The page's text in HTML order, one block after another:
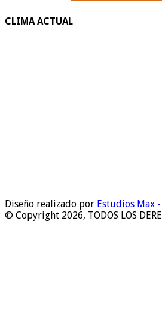
CLIMA ACTUAL
Diseño realizado por Estudios Max
© Copyright 2026, TODOS LOS